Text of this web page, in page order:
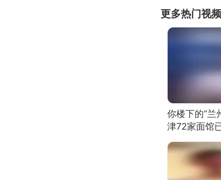
更多热门视频
你楼下的“兰
津72家面馆